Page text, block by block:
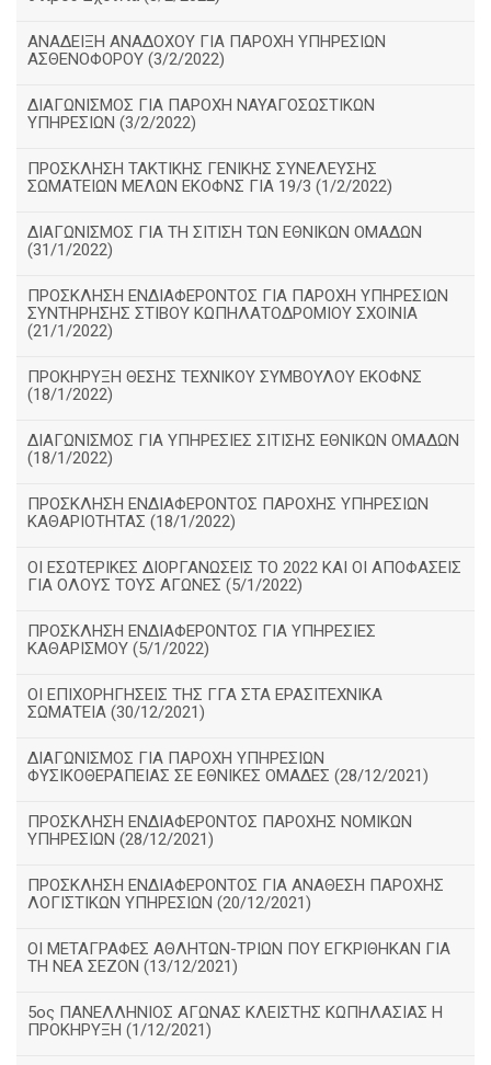
ΑΝΑΔΕΙΞΗ ΑΝΑΔΟΧΟΥ ΓΙΑ ΠΑΡΟΧΗ ΥΠΗΡΕΣΙΩΝ
ΑΣΘΕΝΟΦΟΡΟΥ (3/2/2022)
ΔΙΑΓΩΝΙΣΜΟΣ ΓΙΑ ΠΑΡΟΧΗ ΝΑΥΑΓΟΣΩΣΤΙΚΩΝ
ΥΠΗΡΕΣΙΩΝ (3/2/2022)
ΠΡΟΣΚΛΗΣΗ ΤΑΚΤΙΚΗΣ ΓΕΝΙΚΗΣ ΣΥΝΕΛΕΥΣΗΣ
ΣΩΜΑΤΕΙΩΝ ΜΕΛΩΝ ΕΚΟΦΝΣ ΓΙΑ 19/3 (1/2/2022)
ΔΙΑΓΩΝΙΣΜΟΣ ΓΙΑ ΤΗ ΣΙΤΙΣΗ ΤΩΝ ΕΘΝΙΚΩΝ ΟΜΑΔΩΝ
(31/1/2022)
ΠΡΟΣΚΛΗΣΗ ΕΝΔΙΑΦΕΡΟΝΤΟΣ ΓΙΑ ΠΑΡΟΧΗ ΥΠΗΡΕΣΙΩΝ
ΣΥΝΤΗΡΗΣΗΣ ΣΤΙΒΟΥ ΚΩΠΗΛΑΤΟΔΡΟΜΙΟΥ ΣΧΟΙΝΙΑ
(21/1/2022)
ΠΡΟΚΗΡΥΞΗ ΘΕΣΗΣ ΤΕΧΝΙΚΟΥ ΣΥΜΒΟΥΛΟΥ ΕΚΟΦΝΣ
(18/1/2022)
ΔΙΑΓΩΝΙΣΜΟΣ ΓΙΑ ΥΠΗΡΕΣΙΕΣ ΣΙΤΙΣΗΣ ΕΘΝΙΚΩΝ ΟΜΑΔΩΝ
(18/1/2022)
ΠΡΟΣΚΛΗΣΗ ΕΝΔΙΑΦΕΡΟΝΤΟΣ ΠΑΡΟΧΗΣ ΥΠΗΡΕΣΙΩΝ
ΚΑΘΑΡΙΟΤΗΤΑΣ (18/1/2022)
ΟΙ ΕΣΩΤΕΡΙΚΕΣ ΔΙΟΡΓΑΝΩΣΕΙΣ ΤΟ 2022 ΚΑΙ ΟΙ ΑΠΟΦΑΣΕΙΣ
ΓΙΑ ΟΛΟΥΣ ΤΟΥΣ ΑΓΩΝΕΣ (5/1/2022)
ΠΡΟΣΚΛΗΣΗ ΕΝΔΙΑΦΕΡΟΝΤΟΣ ΓΙΑ ΥΠΗΡΕΣΙΕΣ
ΚΑΘΑΡΙΣΜΟΥ (5/1/2022)
ΟΙ ΕΠΙΧΟΡΗΓΗΣΕΙΣ ΤΗΣ ΓΓΑ ΣΤΑ ΕΡΑΣΙΤΕΧΝΙΚΑ
ΣΩΜΑΤΕΙΑ (30/12/2021)
ΔΙΑΓΩΝΙΣΜΟΣ ΓΙΑ ΠΑΡΟΧΗ ΥΠΗΡΕΣΙΩΝ
ΦΥΣΙΚΟΘΕΡΑΠΕΙΑΣ ΣΕ ΕΘΝΙΚΕΣ ΟΜΑΔΕΣ (28/12/2021)
ΠΡΟΣΚΛΗΣΗ ΕΝΔΙΑΦΕΡΟΝΤΟΣ ΠΑΡΟΧΗΣ ΝΟΜΙΚΩΝ
ΥΠΗΡΕΣΙΩΝ (28/12/2021)
ΠΡΟΣΚΛΗΣΗ ΕΝΔΙΑΦΕΡΟΝΤΟΣ ΓΙΑ ΑΝΑΘΕΣΗ ΠΑΡΟΧΗΣ
ΛΟΓΙΣΤΙΚΩΝ ΥΠΗΡΕΣΙΩΝ (20/12/2021)
ΟΙ ΜΕΤΑΓΡΑΦΕΣ ΑΘΛΗΤΩΝ-ΤΡΙΩΝ ΠΟΥ ΕΓΚΡΙΘΗΚΑΝ ΓΙΑ
ΤΗ ΝΕΑ ΣΕΖΟΝ (13/12/2021)
5ος ΠΑΝΕΛΛΗΝΙΟΣ ΑΓΩΝΑΣ ΚΛΕΙΣΤΗΣ ΚΩΠΗΛΑΣΙΑΣ Η
ΠΡΟΚΗΡΥΞΗ (1/12/2021)